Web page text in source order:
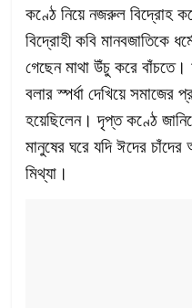
কণ্ঠে নিয়ে নজরুল বিদ্রোহ
বিদ্রোহী কবি মানবজাতিকে
গেছেন মাথা উঁচু করে বাঁচতে।
বলার স্পর্ধা দেখিয়ে সমাজের
হয়েছিলেন। দৃপ্ত কণ্ঠে
মানুষের ঘরে যদি ঈদের
মিথ্যা।